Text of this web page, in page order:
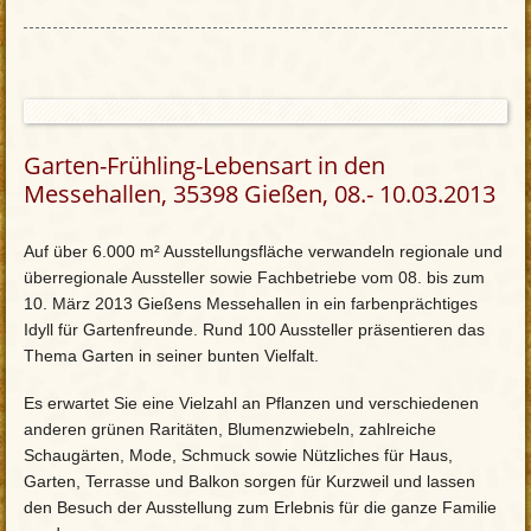
Garten-Frühling-Lebensart in den
Messehallen, 35398 Gießen, 08.- 10.03.2013
Auf über 6.000 m² Ausstellungsfläche verwandeln regionale und
überregionale Aussteller sowie Fachbetriebe vom 08. bis zum
10. März 2013 Gießens Messehallen in ein farbenprächtiges
Idyll für Gartenfreunde. Rund 100 Aussteller präsentieren das
Thema Garten in seiner bunten Vielfalt.
Es erwartet Sie eine Vielzahl an Pflanzen und verschiedenen
anderen grünen Raritäten, Blumenzwiebeln, zahlreiche
Schaugärten, Mode, Schmuck sowie Nützliches für Haus,
Garten, Terrasse und Balkon sorgen für Kurzweil und lassen
den Besuch der Ausstellung zum Erlebnis für die ganze Familie